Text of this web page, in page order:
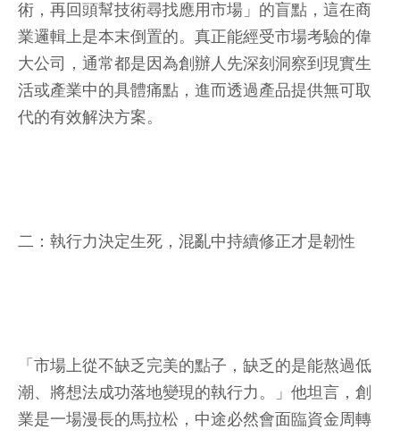
術，再回頭幫技術尋找應用市場」的盲點，這在商
業邏輯上是本末倒置的。真正能經受市場考驗的偉
大公司，通常都是因為創辦人先深刻洞察到現實生
活或產業中的具體痛點，進而透過產品提供無可取
代的有效解決方案。
二：執行力決定生死，混亂中持續修正才是韌性
「市場上從不缺乏完美的點子，缺乏的是能熬過低
潮、將想法成功落地變現的執行力。」他坦言，創
業是一場漫長的馬拉松，中途必然會面臨資金周轉